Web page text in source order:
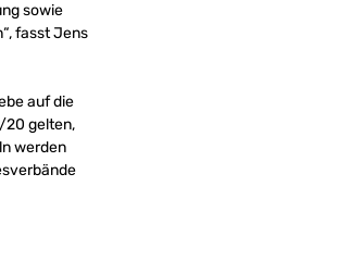
sowie
fasst Jens
auf die
20 gelten,
werden